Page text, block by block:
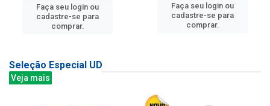
Faça seu login ou
cadastre-se para
comprar.
Faça seu login ou
cadastre-se para
comprar.
Seleção Especial UD
Veja mais